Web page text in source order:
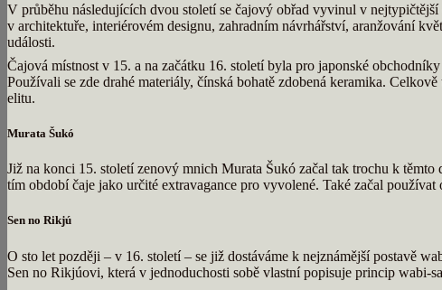
V průběhu následujících dvou století se čajový obřad vyvinul v
v architektuře, interiérovém designu, zahradním návrhářství, aranžování
události.
Čajová místnost v 15. a na začátku 16. století byla pro japonské
Používali se zde drahé materiály, čínská bohatě zdobená keramika.
elitu.
Murata Šukó
Již na konci 15. století zenový mnich Murata Šukó začal tak trochu k
tím období čaje jako určité extravagance pro vyvolené. Také začal
Sen no Rikjú
O sto let později – v 16. století – se již dostáváme k nejznámější postavě
Sen no Rikjúovi, která v jednoduchosti sobě vlastní popisuje princip wabi-